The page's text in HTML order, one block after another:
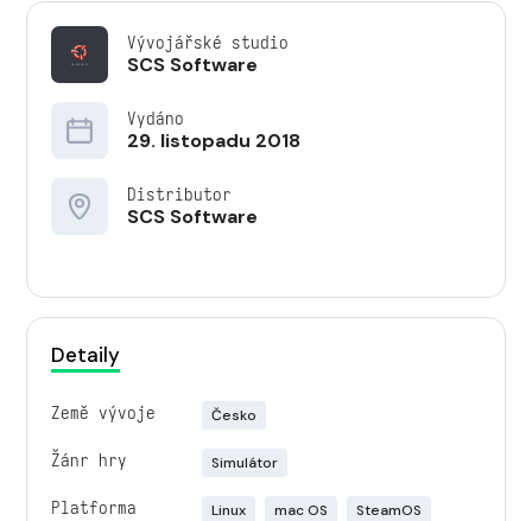
Vývojářské studio
SCS Software
Vydáno
29. listopadu 2018
Distributor
SCS Software
Detaily
Země vývoje Česko
Žánr hry Simulátor
Platforma Linux mac OS
SteamOS